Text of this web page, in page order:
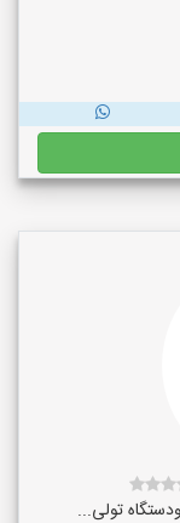
تولی...